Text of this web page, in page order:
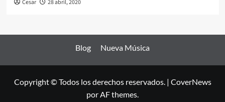
Cesar 28 abril, 2020
Blog Nueva Música
Copyright © Todos los derechos reservados. | CoverNews
por AF themes.